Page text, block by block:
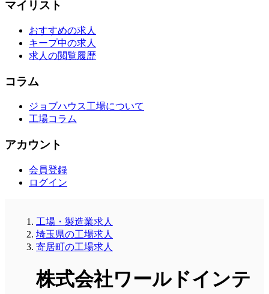
マイリスト
おすすめの求人
キープ中の求人
求人の閲覧履歴
コラム
ジョブハウス工場について
工場コラム
アカウント
会員登録
ログイン
工場・製造業求人
埼玉県の工場求人
寄居町の工場求人
株式会社ワールドインテ